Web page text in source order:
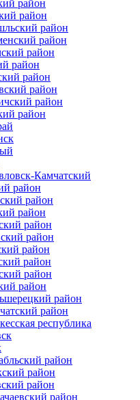
район
район
район
район
район
район
район
район
район
район
Камчатский
район
район
район
район
район
район
район
район
район
район
район
республика
район
район
район
район